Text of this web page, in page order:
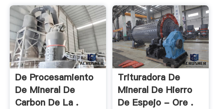
De Procesamiento
De Mineral De
Carbon De La .
Trituradora De
Mineral De Hierro
De Espejo - Ore .